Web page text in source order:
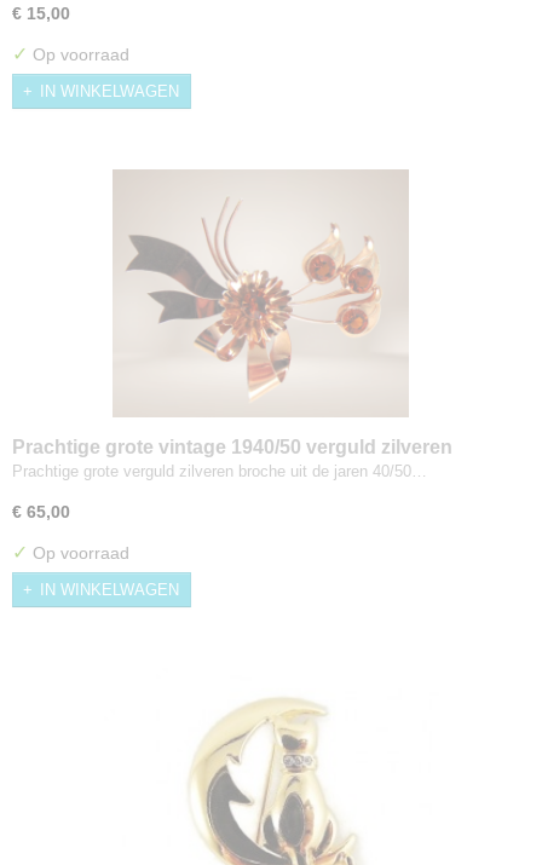
€ 15,00
✓ Op voorraad
IN WINKELWAGEN
Prachtige grote vintage 1940/50 verguld zilveren
bloem broche amber-strass
Prachtige grote verguld zilveren broche uit de jaren 40/50…
€ 65,00
✓ Op voorraad
IN WINKELWAGEN